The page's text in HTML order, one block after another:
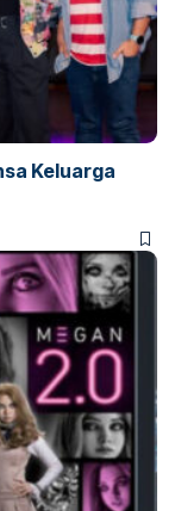
Keluarga